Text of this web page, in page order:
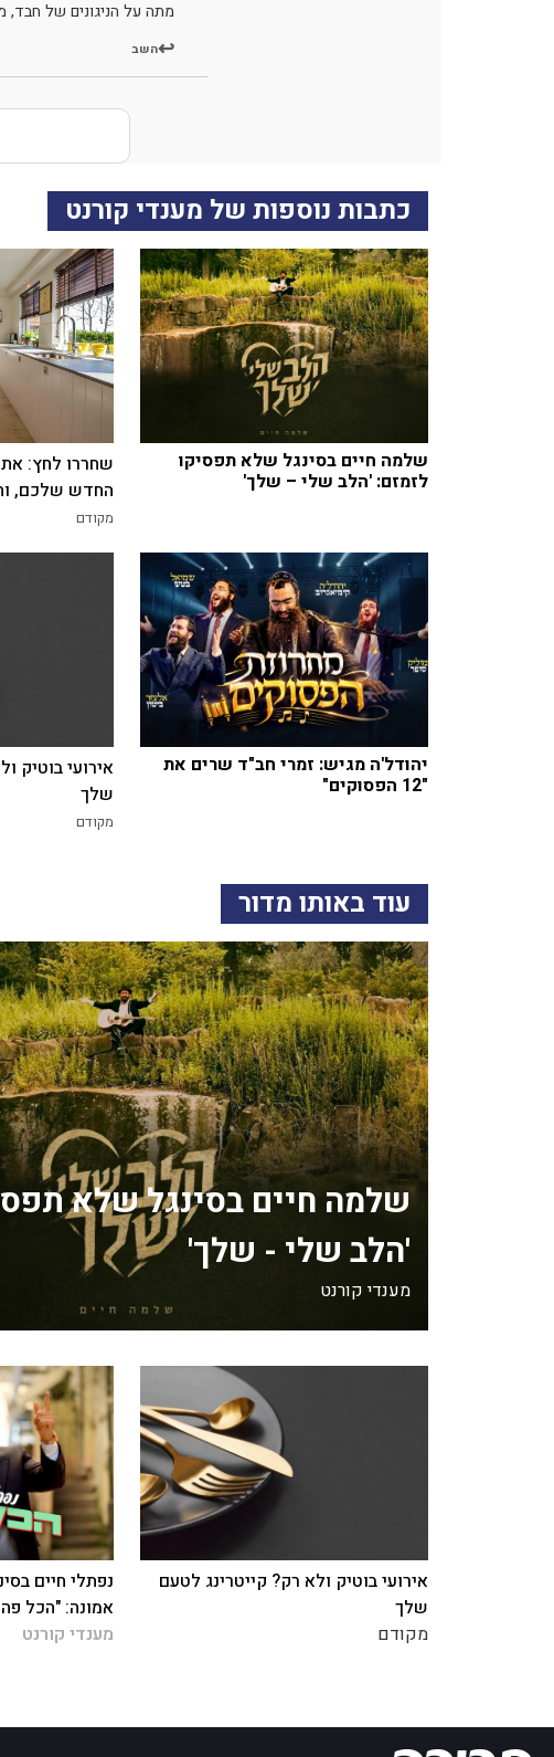
מתה על הניגונים של
השב
כתבות נוספות של מענדי קורנט
שלמה חיים בסינגל שלא תפסיקו
לזמזם: 'הלב שלי – שלך'
שחררו לחץ:
החדש שלכם,
מקודם
יהודל'ה מגיש: זמרי חב"ד שרים את
"12 הפסוקים"
אירועי בוטיק
שלך
מקודם
עוד באותו מדור
שלמה חיים בסינגל שלא
'הלב שלי - שלך'
מענדי קורנט
אירועי בוטיק ולא רק? קייטרינג לטעם
שלך
מקודם
נפתלי חיים
אמונה: "הכל
מענדי קורנט